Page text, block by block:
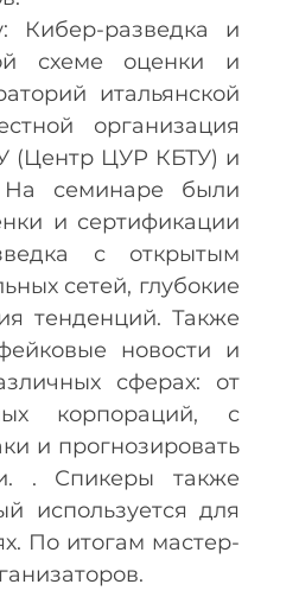
Кибер-разведка и
схеме оценки и
итальянской
организация
(Центр ЦУР КБТУ) и
семинаре были
и сертификации
с открытым
сетей, глубокие
тенденций. Также
новости и
сферах: от
корпораций, с
и прогнозировать
. Спикеры также
используется для
По итогам мастер-